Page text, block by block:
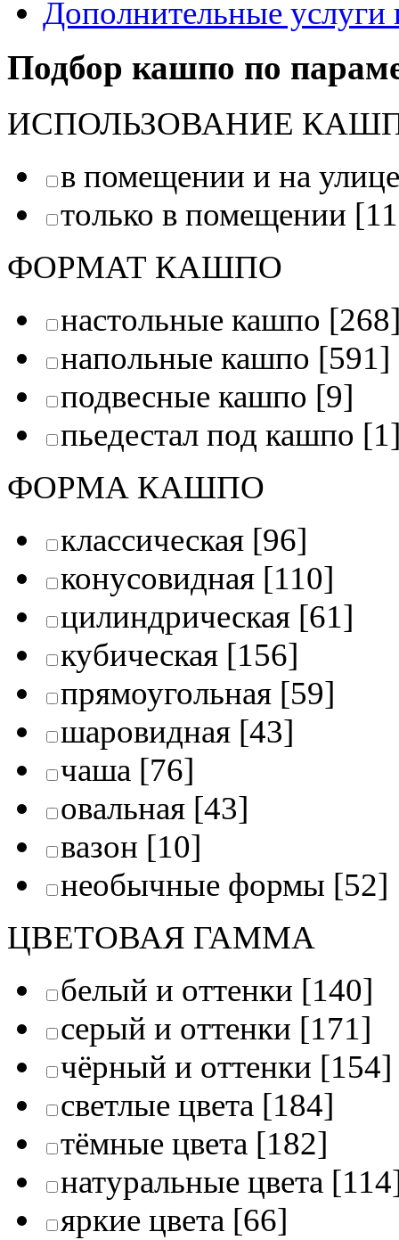
Дополнительные услуги
Подбор кашпо по
ИСПОЛЬЗОВАНИЕ
в помещении и на улице
только в помещении
ФОРМАТ КАШПО
настольные кашпо
напольные кашпо [591]
подвесные кашпо [9]
пьедестал под кашпо
ФОРМА КАШПО
классическая [96]
конусовидная [110]
цилиндрическая [61]
кубическая [156]
прямоугольная [59]
шаровидная [43]
чаша [76]
овальная [43]
вазон [10]
необычные формы [52]
ЦВЕТОВАЯ ГАММА
белый и оттенки [140]
серый и оттенки [171]
чёрный и оттенки [154]
светлые цвета [184]
тёмные цвета [182]
натуральные цвета
яркие цвета [66]